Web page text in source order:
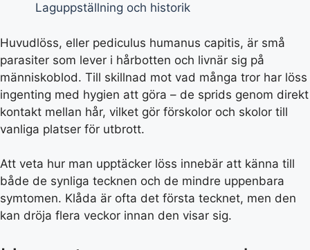
Laguppställning och historik
Huvudlöss, eller pediculus humanus capitis, är små
parasiter som lever i hårbotten och livnär sig på
människoblod. Till skillnad mot vad många tror har löss
ingenting med hygien att göra – de sprids genom direkt
kontakt mellan hår, vilket gör förskolor och skolor till
vanliga platser för utbrott.
Att veta hur man upptäcker löss innebär att känna till
både de synliga tecknen och de mindre uppenbara
symtomen. Klåda är ofta det första tecknet, men den
kan dröja flera veckor innan den visar sig.